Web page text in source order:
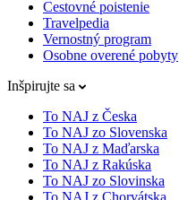
Cestovné poistenie
Travelpedia
Vernostný program
Osobne overené pobyty
Inšpirujte sa
To NAJ z Česka
To NAJ zo Slovenska
To NAJ z Maďarska
To NAJ z Rakúska
To NAJ zo Slovinska
To NAJ z Chorvátska